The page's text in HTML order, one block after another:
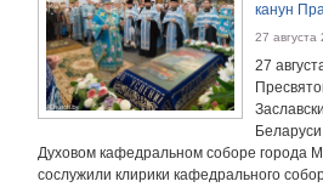
канун
27 августа
27
Духовом кафедральном соборе города
сослужили клирики кафедрального